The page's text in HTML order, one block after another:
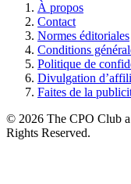
À propos
Contact
Normes éditoriales
Conditions
Politique de
Divulgation
Faites de la
© 2026 The CPO Club a
Rights Reserved.